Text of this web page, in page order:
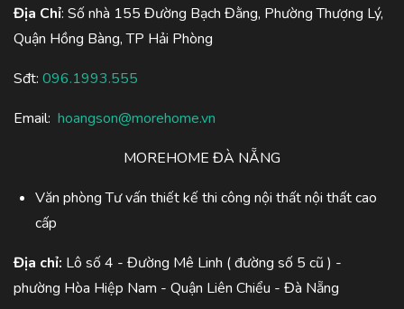
Địa Chỉ: Số nhà 155 Đường Bạch Đằng, Phường Thượng Lý,
Quận Hồng Bàng, TP Hải Phòng
Sđt: 096.1993.555
Email: hoangson@morehome.vn
MOREHOME ĐÀ NẴNG
Văn phòng Tư vấn thiết kế thi công nội thất nội thất cao
cấp
Địa chỉ: Lô số 4 - Đường Mê Linh ( đường số 5 cũ ) -
phường Hòa Hiệp Nam - Quận Liên Chiểu - Đà Nẵng